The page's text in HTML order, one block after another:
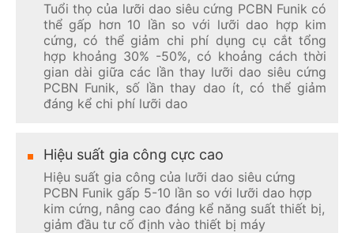
Tuổi thọ của lưỡi dao siêu cứng PCBN Funik có
thể gấp hơn 10 lần so với lưỡi dao hợp kim
cứng, có thể giảm chi phí dụng cụ cắt tổng
hợp khoảng 30% -50%, có khoảng cách thời
gian dài giữa các lần thay lưỡi dao siêu cứng
PCBN Funik, số lần thay dao ít, có thể giảm
đáng kể chi phí lưỡi dao
Hiệu suất gia công cực cao
Hiệu suất gia công của lưỡi dao siêu cứng
PCBN Funik gấp 5-10 lần so với lưỡi dao hợp
kim cứng, nâng cao đáng kể năng suất thiết bị,
giảm đầu tư cố định vào thiết bị máy